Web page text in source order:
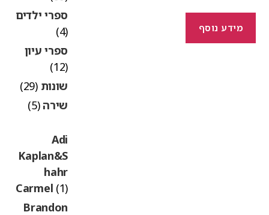
היה:
₪120.00.
₪80.00.
מידע נוסף
ספרי ילדים
ספרי עיון
שונות(29)
שירה(5)
Kaplan&S
hahr
Carmel
Brandon